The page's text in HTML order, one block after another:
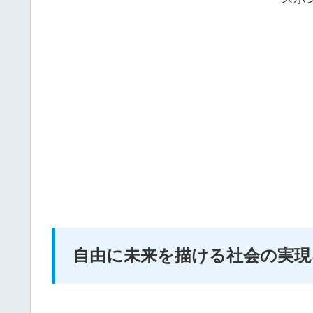
自由に未来を描ける社会の実